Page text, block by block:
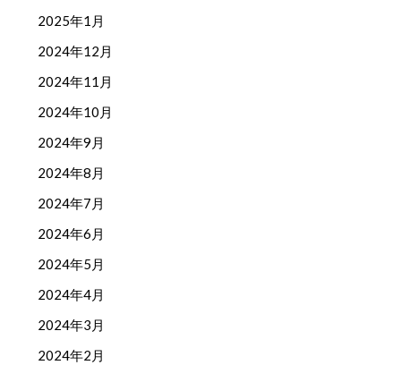
2025年1月
2024年12月
2024年11月
2024年10月
2024年9月
2024年8月
2024年7月
2024年6月
2024年5月
2024年4月
2024年3月
2024年2月